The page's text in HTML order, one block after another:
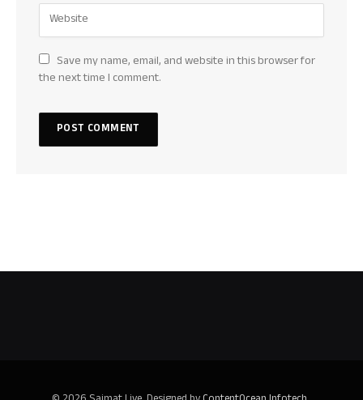
Save my name, email, and website in this browser for
the next time I comment.